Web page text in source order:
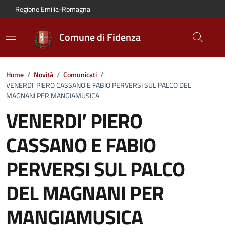
Vai al contenuto principale
Vai alla navigazione del sito
Vai al piede di pagina
Regione Emilia-Romagna
Comune di Fidenza
Home / Novità / Comunicati /
VENERDI’ PIERO CASSANO E FABIO PERVERSI SUL PALCO DEL
MAGNANI PER MANGIAMUSICA
VENERDI’ PIERO
CASSANO E FABIO
PERVERSI SUL PALCO
DEL MAGNANI PER
MANGIAMUSICA